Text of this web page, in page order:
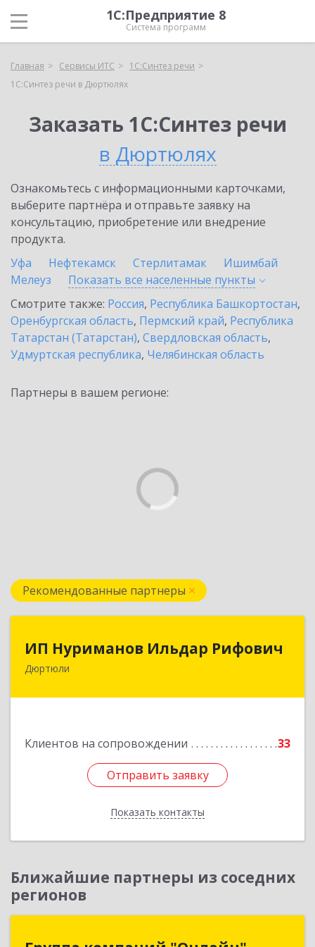
1С:Предприятие 8
Система программ
Главная Сервисы ИТС
1С:Синтез речи
1С:Синтез речи в Дюртюлях
Заказать 1С:Синтез речи
в Дюртюлях
Ознакомьтесь с информационными карточками,
выберите партнёра и отправьте заявку на
консультацию, приобретение или внедрение
продукта.
Уфа
Нефтекамск Стерлитамак
Ишимбай
Мелеуз
Показать все населенные пункты
Смотрите также: Россия, Республика Башкортостан,
Оренбургская область, Пермский край, Республика
Татарстан (Татарстан), Свердловская область,
Удмуртская республика, Челябинская область
Партнеры в вашем регионе:
Рекомендованные партнеры
ИП Нуриманов Ильдар Рифович
Дюртюли
Клиентов на сопровождении 33
Отправить заявку
Показать контакты
ИП Нуриманов Ильдар Рифович
452320, Башкортостан Респ, Дюртюли г,
Отправить заявку
Назад
Ближайшие партнеры из соседних
регионов
Группа компаний "Онлайн"